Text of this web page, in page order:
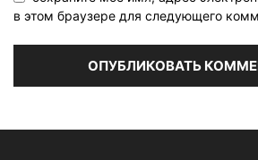
в этом браузере для следующего